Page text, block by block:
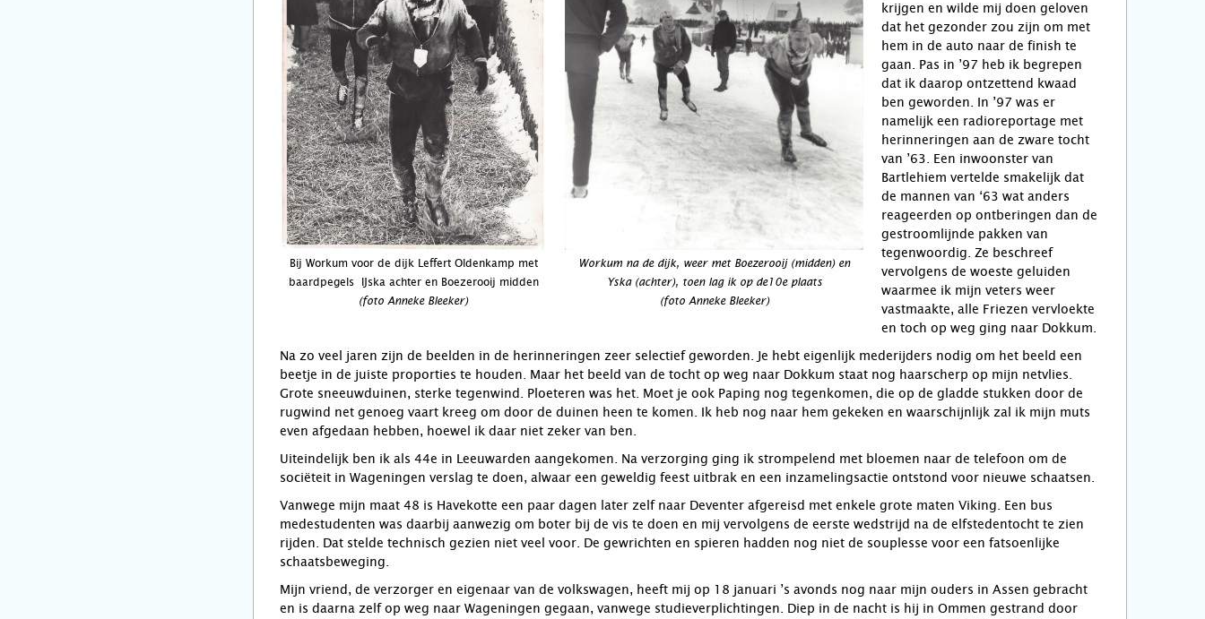
Bij Workum voor de dijk Leffert Oldenkamp met
baardpegels IJska achter en Boezerooij midden
(foto Anneke Bleeker)
Workum na de dijk, weer met Boezerooij (midden) en
Yska (achter), toen lag ik op de10eplaats
(foto Anneke Bleeker)
krijgen en wilde mij doen geloven
dat het gezonder zou zijn om met
hem in de auto naar de finish te
gaan. Pas in ’97 heb ik begrepen
dat ik daarop ontzettend kwaad
ben geworden. In ’97 was er
namelijk een radioreportage met
herinneringen aan de zware tocht
van ’63. Een inwoonster van
Bartlehiem vertelde smakelijk dat
de mannen van ‘63 wat anders
reageerden op ontberingen dan de
gestroomlijnde pakken van
tegenwoordig. Ze beschreef
vervolgens de woeste geluiden
waarmee ik mijn veters weer
vastmaakte, alle Friezen vervloekte
en toch op weg ging naar Dokkum.
Na zo veel jaren zijn de beelden in de herinneringen zeer selectief geworden. Je hebt eigenlijk mederijders nodig om het beeld een
beetje in de juiste proporties te houden. Maar het beeld van de tocht op weg naar Dokkum staat nog haarscherp op mijn netvlies.
Grote sneeuwduinen, sterke tegenwind. Ploeteren was het. Moet je ook Paping nog tegenkomen, die op de gladde stukken door de
rugwind net genoeg vaart kreeg om door de duinen heen te komen. Ik heb nog naar hem gekeken en waarschijnlijk zal ik mijn muts
even afgedaan hebben, hoewel ik daar niet zeker van ben.
Uiteindelijk ben ik als 44e in Leeuwarden aangekomen. Na verzorging ging ik strompelend met bloemen naar de telefoon om de
sociëteit in Wageningen verslag te doen, alwaar een geweldig feest uitbrak en een inzamelingsactie ontstond voor nieuwe schaatsen.
Vanwege mijn maat 48 is Havekotte een paar dagen later zelf naar Deventer afgereisd met enkele grote maten Viking. Een bus
medestudenten was daarbij aanwezig om boter bij de vis te doen en mij vervolgens de eerste wedstrijd na de elfstedentocht te zien
rijden. Dat stelde technisch gezien niet veel voor. De gewrichten en spieren hadden nog niet de souplesse voor een fatsoenlijke
schaatsbeweging.
Mijn vriend, de verzorger en eigenaar van de volkswagen, heeft mij op 18 januari ’s avonds nog naar mijn ouders in Assen gebracht
en is daarna zelf op weg naar Wageningen gegaan, vanwege studieverplichtingen. Diep in de nacht is hij in Ommen gestrand door